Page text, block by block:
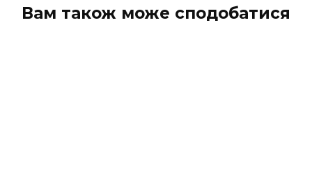
Вам також може сподобатися